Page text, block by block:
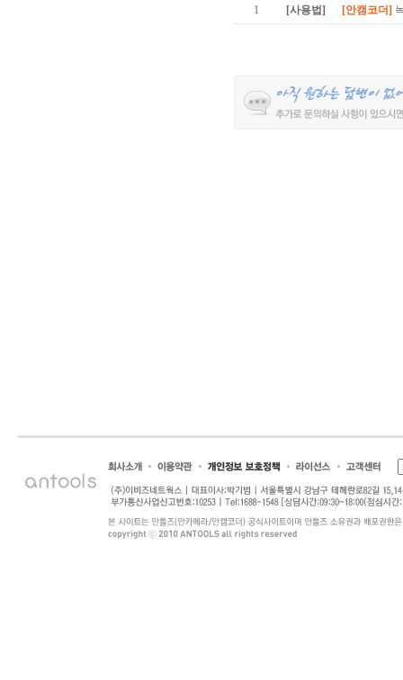
1 [사용법] [안캠코더]